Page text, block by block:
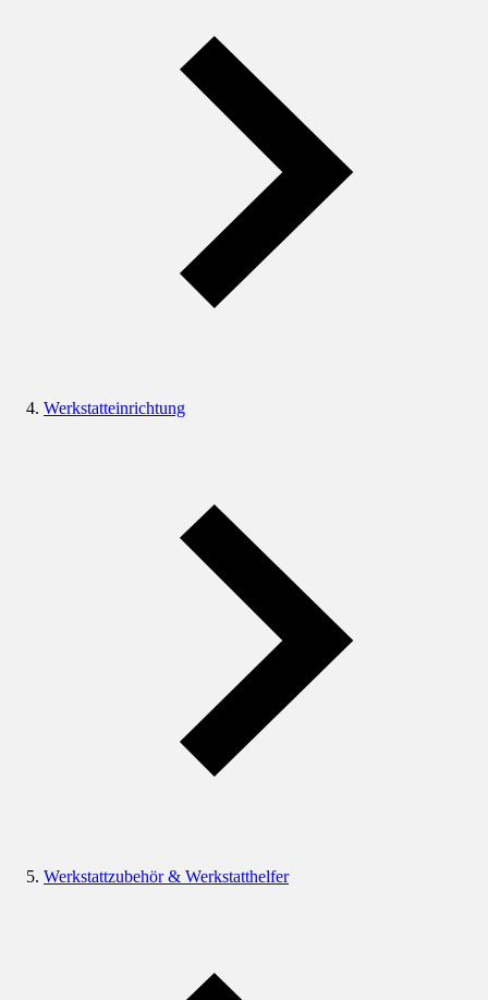
Werkstatteinrichtung
Werkstattzubehör & Werkstatthelfer